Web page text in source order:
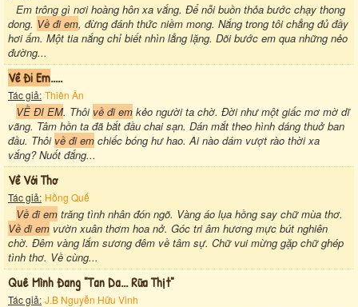
Em trông gì nơi hoàng hôn xa vắng. Để nỗi buồn thỏa bước chạy thong
dong. Về đi em, đừng đánh thức niềm mong. Nắng trong tôi chẳng đủ đầy
hơi ấm. Một tia nắng chỉ biết nhìn lẳng lặng. Dõi bước em qua những nẻo
đường...
Về Đi Em.....
Tác giả: Thiên Ân
VỀ ĐI EM. Thôi về đi em kẻo người ta chờ. Đời như một giấc mơ mờ dĩ
vãng. Tâm hồn ta đã bắt đầu chai sạn. Dán mắt theo hình dáng thuở ban
đầu. Thôi về đi em chiếc bóng hư hao. Ai nào dám vượt rào thời xa
vắng? Nuốt đắng...
Về Với Thơ
Tác giả: Hồng Quế
Về đi em trăng tình nhân đón ngõ. Vàng áo lụa hồng say chữ mùa thơ.
Về đi em vườn xuân thơm hoa nở. Góc tri âm hương mực bút nghiên
chờ. Đêm vàng lắm sương đêm về tâm sự. Chữ vui mừng gặp chữ ghép
tình thơ. Về cùng...
Quê Mình Đang "tan Da... Rữa Thịt"
Tác giả: J.B Nguyễn Hữu Vinh